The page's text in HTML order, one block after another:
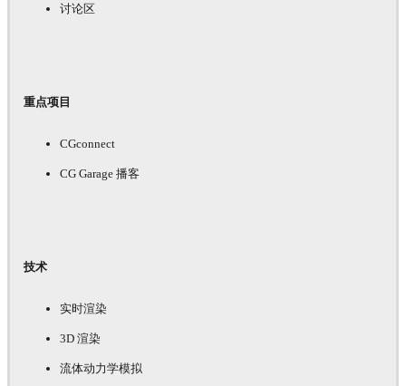
讨论区
重点项目
CGconnect
CG Garage 播客
技术
实时渲染
3D 渲染
流体动力学模拟